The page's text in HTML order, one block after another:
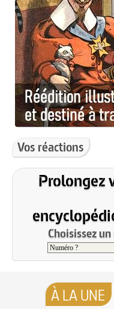
Vos réactions
Prolongez
Choisissez
À LA UNE